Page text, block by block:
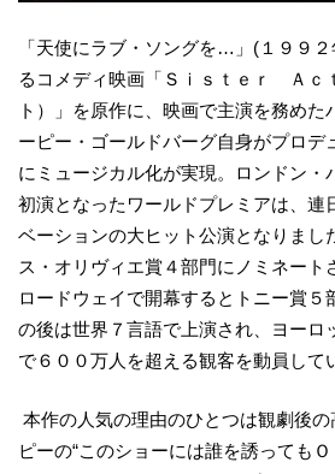
「天使にラブ・ソングを…」(１９９
るコメディ映画「Ｓｉｓｔｅｒ Ａｃ
ト）」を原作に、映画で主演を務めた
ーピー・ゴールドバーグ自身がプロデ
にミュージカル化が実現。ロンドン・
初演となったワールドプレミアは、連
ベーションの大ヒット公演となりまし
ス・オリヴィエ賞４部門にノミネート
ロードウェイで開幕するとトニー賞５
の後は世界７言語で上演され、ヨーロ
で６００万人を超える観客を動員して
本作の人気の理由のひとつは観劇後
ピーの“このショーには誰を誘っても